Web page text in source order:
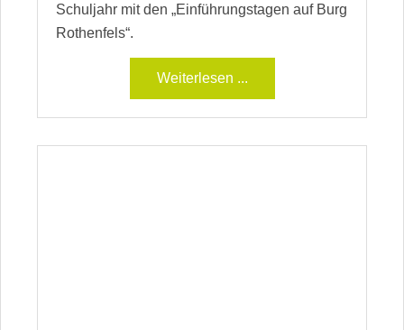
Schuljahr mit den „Einführungstagen auf Burg
Rothenfels“.
Weiterlesen ...